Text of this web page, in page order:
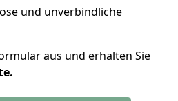
und unverbindliche
aus und erhalten Sie